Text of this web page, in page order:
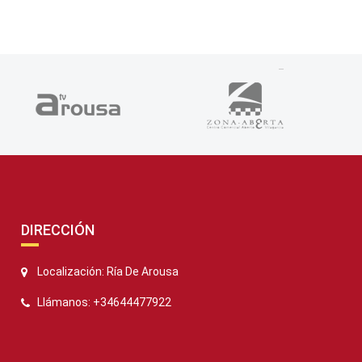
DIRECCIÓN
Localización: Ría De Arousa
Llámanos: +34644477922